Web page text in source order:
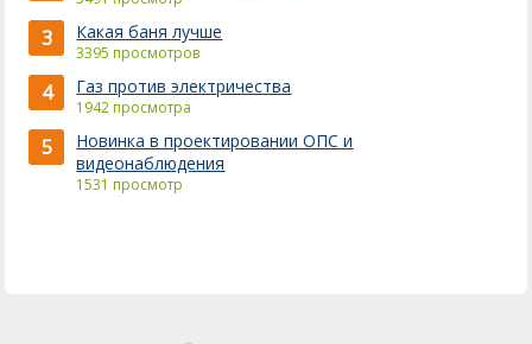
3 Какая баня лучше
3395 просмотров
4 Газ против электричества
1942 просмотра
5
Новинка в проектировании ОПС и
видеонаблюдения
1531 просмотр